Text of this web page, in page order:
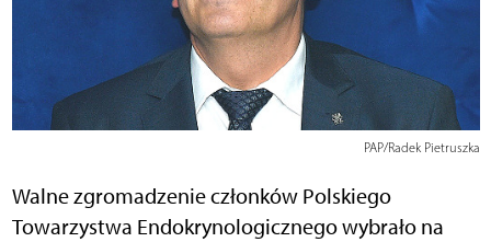
PAP/Radek Pietruszka
Walne zgromadzenie członków Polskiego
Towarzystwa Endokrynologicznego wybrało na